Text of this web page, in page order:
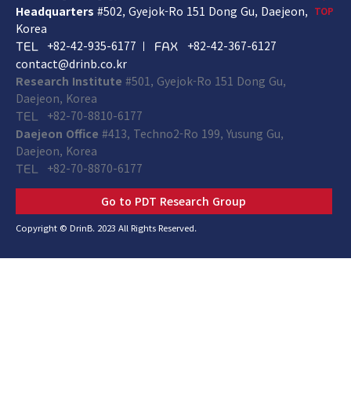
Headquarters #502, Gyejok-Ro 151 Dong Gu, Daejeon,
Korea
TEL +82-42-935-6177 FAX
+82-42-367-6127
contact@drinb.co.kr
Research Institute #501, Gyejok-Ro 151 Dong Gu,
Daejeon, Korea
TEL
+82-70-8810-6177
Daejeon Office #413, Techno2-Ro 199, Yusung Gu,
Daejeon, Korea
TEL +82-70-8870-6177
Go to PDT Research Group
Copyright © DrinB. 2023 All Rights Reserved.
TOP